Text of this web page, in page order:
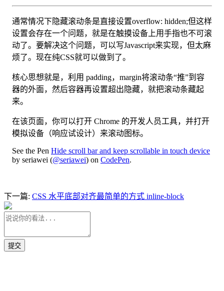
通常情况下隐藏滚动条是直接设置overflow: hidden;但这样
设置会存在一个问题，就是在触摸设备上用手指也不可滚
动了。要解决这个问题，可以写Javascript来实现，但太麻
烦了。现在纯CSS就可以做到了。
核心思想就是，利用 padding，margin将滚动条“推”到容
器的外面，然后容器再设置超出隐藏，就把滚动条藏起
来。
在该页面，你可以打开 Chrome 的开发人员工具，并打开
模拟设备（响应试设计）来滚动图标。
See the Pen Hide scroll bar and keep scrollable in touch device
by seriawei (@seriawei) on CodePen.
下一篇: CSS 水平底部对齐最简单的方式 inline-block